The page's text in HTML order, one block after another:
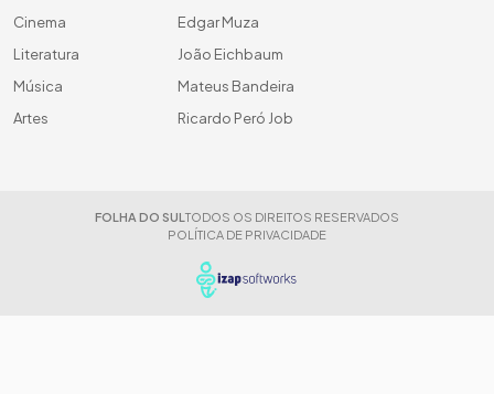
Cinema
Literatura
Música
Artes
Edgar Muza
João Eichbaum
Mateus Bandeira
Ricardo Peró Job
FOLHA DO SUL TODOS OS DIREITOS RESERVADOS
POLÍTICA DE PRIVACIDADE